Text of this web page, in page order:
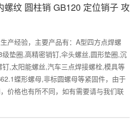
螺纹 圆柱销 GB120 定位销子 攻
产经验，主要产品有：A型四方点焊螺
垫圈,高精密销钉,伞头螺丝,圆形垫圈,沉
,太阳能螺丝,汽车三点焊接螺栓,模具等
蝶形螺母,非标圆螺母等紧固件，由于
价格也有所不同，如有需要请与我们联